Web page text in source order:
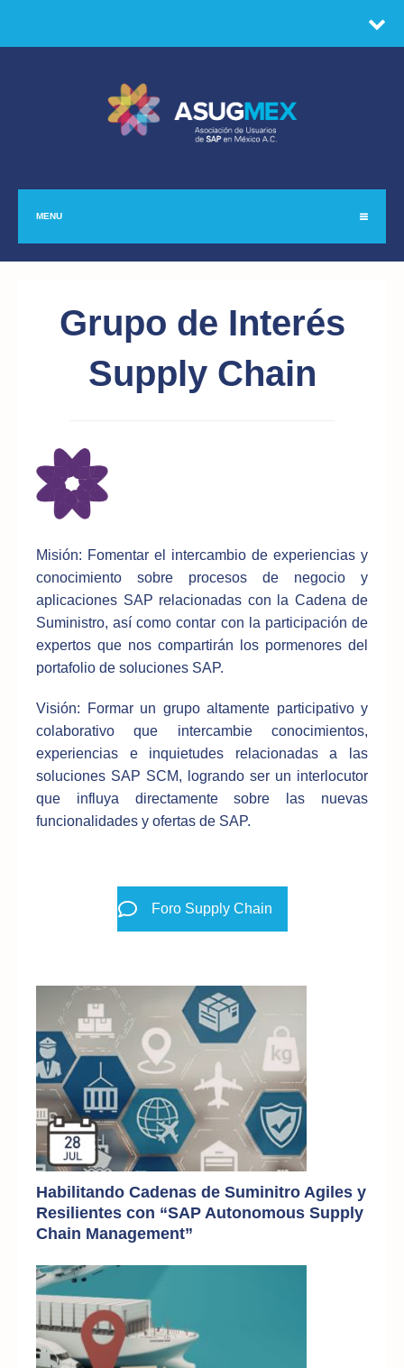
MENU
Grupo de Interés
Supply Chain
Misión: Fomentar el intercambio de experiencias y
conocimiento sobre procesos de negocio y
aplicaciones SAP relacionadas con la Cadena de
Suministro, así como contar con la participación de
expertos que nos compartirán los pormenores del
portafolio de soluciones SAP.
Visión: Formar un grupo altamente participativo y
colaborativo que intercambie conocimientos,
experiencias e inquietudes relacionadas a las
soluciones SAP SCM, logrando ser un interlocutor
que influya directamente sobre las nuevas
funcionalidades y ofertas de SAP.
Foro Supply Chain
Habilitando Cadenas de Suminitro Agiles y
Resilientes con “SAP Autonomous Supply
Chain Management”